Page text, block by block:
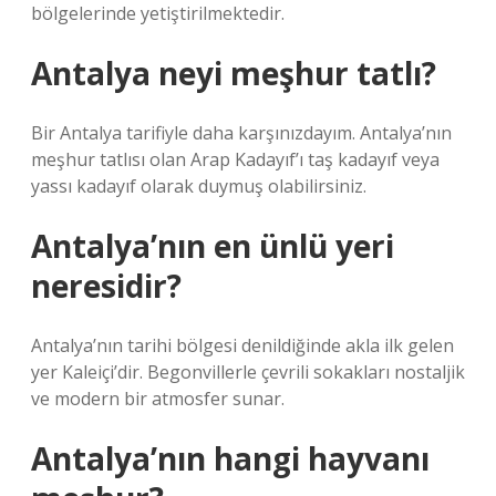
bölgelerinde yetiştirilmektedir.
Antalya neyi meşhur tatlı?
Bir Antalya tarifiyle daha karşınızdayım. Antalya’nın
meşhur tatlısı olan Arap Kadayıf’ı taş kadayıf veya
yassı kadayıf olarak duymuş olabilirsiniz.
Antalya’nın en ünlü yeri
neresidir?
Antalya’nın tarihi bölgesi denildiğinde akla ilk gelen
yer Kaleiçi’dir. Begonvillerle çevrili sokakları nostaljik
ve modern bir atmosfer sunar.
Antalya’nın hangi hayvanı